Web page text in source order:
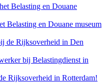
Belasting en Douane
Belasting en Douane museum
de Rijksoverheid in Den
bij Belastingdienst in
Rijksoverheid in Rotterdam!